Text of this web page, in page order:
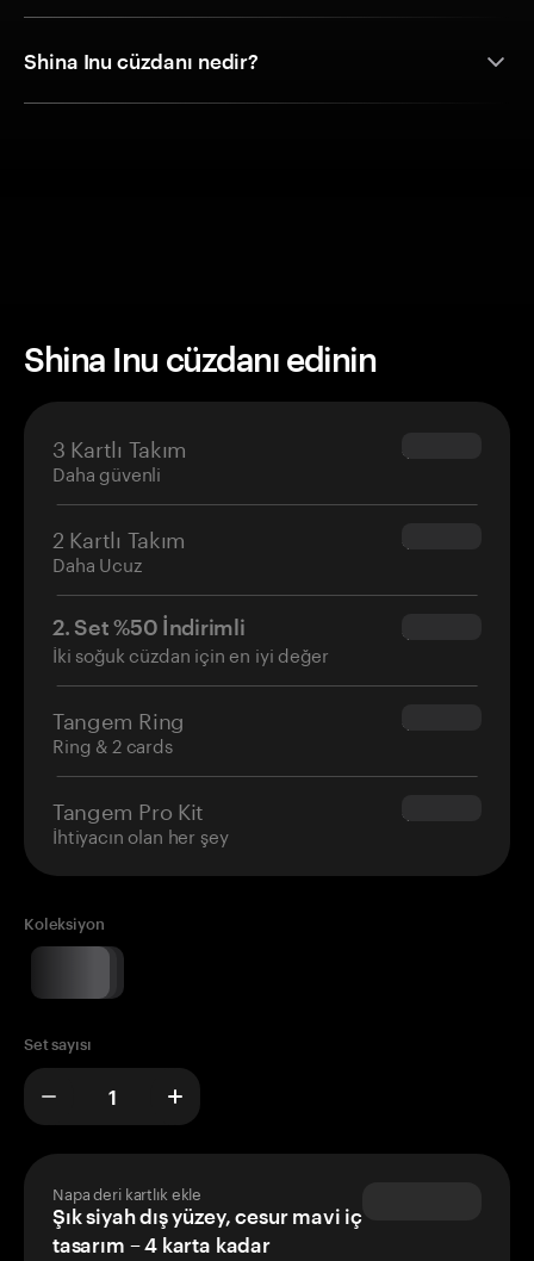
Shina Inu cüzdanı nedir?
Shina Inu cüzdanı edinin
3 Kartlı Takım
Daha güvenli
$69.90
2 Kartlı Takım
Daha Ucuz
$54.90
2. Set %50 İndirimli
İki soğuk cüzdan için en iyi değer
$34.95
Tangem Ring
Ring & 2 cards
$160.00
Tangem Pro Kit
İhtiyacın olan her şey
$180.00
Koleksiyon
Set sayısı
Napa deri kartlık ekle
Şık siyah dış yüzey, cesur mavi iç
tasarım – 4 karta kadar